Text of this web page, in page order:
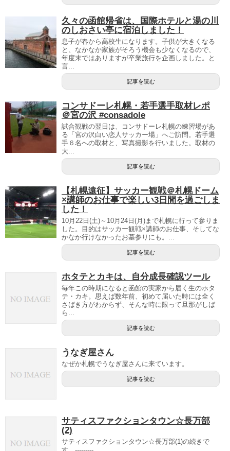
久々の函館帰省は、国際ホテルと湯の川
のしおさい亭に宿泊しました！
息子が春から高校生になります。子供が大きくなる
と、なかなか家族がそろう機会も少なくなるので、
年度末ではありますが卒業旅行を企画しました。と
言...
記事を読む
コンサドーレ札幌・若手選手取材レポ
＠宮の沢 #consadole
試合観戦の翌日は、コンサドーレ札幌の練習場があ
る「宮の沢白い恋人サッカー場」へご訪問。若手選
手６名への取材と、写真撮影を行いました。取材の
大...
記事を読む
【札幌遠征】サッカー観戦＠札幌ドーム
×講師のお仕事で楽しい3日間を過ごしま
した！
10月22日(土)～10月24日(月)まで札幌に行って参りま
した。目的はサッカー観戦×講師のお仕事、そしてな
かなか行けなかったお墓参りにも。...
記事を読む
ホタテとカキは、自分成長確認ツール
毎年この時期になると函館の実家から届く生のホタ
テ・カキ。思えば数年前、初めて届いた時には全く
さばき方がわからず、そんな時に限って旦那がしば
ら...
記事を読む
うなぎ屋さん
なぜか札幌でうなぎ屋さんに来ています。
記事を読む
サティスファクションタウン☆長万部
(2)
サティスファクションタウン☆長万部(1)の続きで